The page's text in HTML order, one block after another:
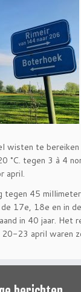
wisten te
°C. tegen 3 à 4
april.
45
17e, 18e en in
in 40 jaar.
23 april waren